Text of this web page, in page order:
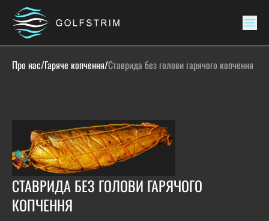
Про нас/Гаряче копчення/Ставрида без голови гарячого копчення
СТАВРИДА БЕЗ ГОЛОВИ ГАРЯЧОГО
КОПЧЕННЯ